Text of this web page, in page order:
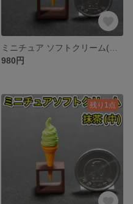
980円
残り1点